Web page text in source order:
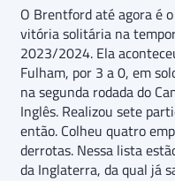
O Brentford até agora é
vitória solitária na
2023/2024. Ela
Fulham, por 3 a 0, em
na segunda rodada do
Inglês. Realizou sete
então. Colheu quatro
derrotas. Nessa lista
da Inglaterra, da qual já